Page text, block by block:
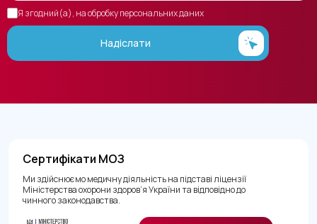
Я згодний(а), на обробку персональних даних
Надіслати
Сертифікати МОЗ
Ми здійснюємо медичну діяльність на підставі ліцензії
Міністерства охорони здоров’я України та відповідно до
чинного законодавства.